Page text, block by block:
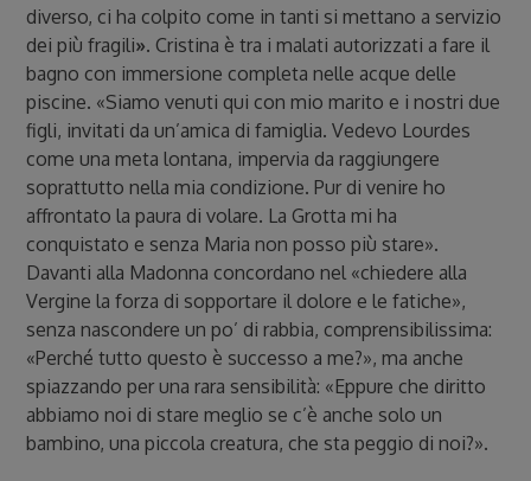
diverso, ci ha colpito come in tanti si mettano a servizio
dei più fragili». Cristina è tra i malati autorizzati a fare il
bagno con immersione completa nelle acque delle
piscine. «Siamo venuti qui con mio marito e i nostri due
figli, invitati da un’amica di famiglia. Vedevo Lourdes
come una meta lontana, impervia da raggiungere
soprattutto nella mia condizione. Pur di venire ho
affrontato la paura di volare. La Grotta mi ha
conquistato e senza Maria non posso più stare».
Davanti alla Madonna concordano nel «chiedere alla
Vergine la forza di sopportare il dolore e le fatiche»,
senza nascondere un po’ di rabbia, comprensibilissima:
«Perché tutto questo è successo a me?», ma anche
spiazzando per una rara sensibilità: «Eppure che diritto
abbiamo noi di stare meglio se c’è anche solo un
bambino, una piccola creatura, che sta peggio di noi?».